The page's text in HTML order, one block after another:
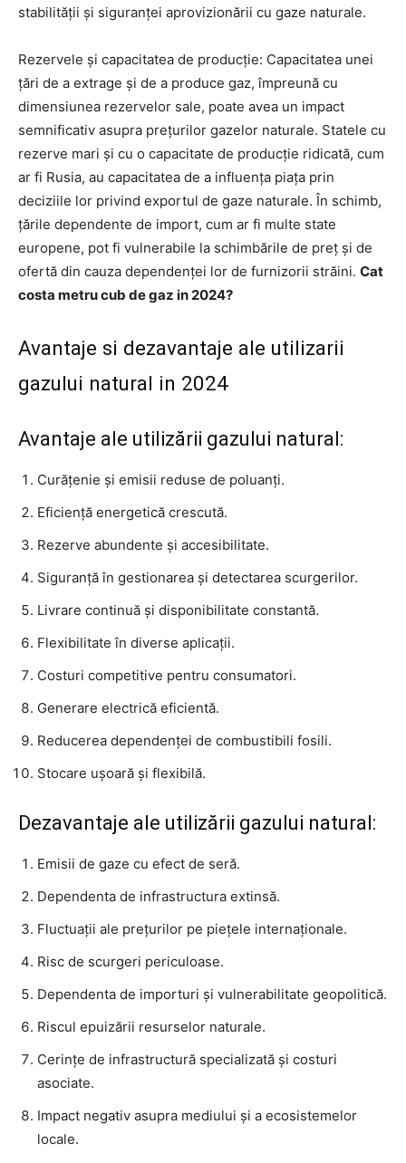
stabilității și siguranței aprovizionării cu gaze naturale.
Rezervele și capacitatea de producție: Capacitatea unei
țări de a extrage și de a produce gaz, împreună cu
dimensiunea rezervelor sale, poate avea un impact
semnificativ asupra prețurilor gazelor naturale. Statele cu
rezerve mari și cu o capacitate de producție ridicată, cum
ar fi Rusia, au capacitatea de a influența piața prin
deciziile lor privind exportul de gaze naturale. În schimb,
țările dependente de import, cum ar fi multe state
europene, pot fi vulnerabile la schimbările de preț și de
ofertă din cauza dependenței lor de furnizorii străini. Cat
costa metru cub de gaz in 2024?
Avantaje si dezavantaje ale utilizarii
gazului natural in 2024
Avantaje ale utilizării gazului natural:
Curățenie și emisii reduse de poluanți.
Eficiență energetică crescută.
Rezerve abundente și accesibilitate.
Siguranță în gestionarea și detectarea scurgerilor.
Livrare continuă și disponibilitate constantă.
Flexibilitate în diverse aplicații.
Costuri competitive pentru consumatori.
Generare electrică eficientă.
Reducerea dependenței de combustibili fosili.
Stocare ușoară și flexibilă.
Dezavantaje ale utilizării gazului natural:
Emisii de gaze cu efect de seră.
Dependenta de infrastructura extinsă.
Fluctuații ale prețurilor pe piețele internaționale.
Risc de scurgeri periculoase.
Dependenta de importuri și vulnerabilitate geopolitică.
Riscul epuizării resurselor naturale.
Cerințe de infrastructură specializată și costuri
asociate.
Impact negativ asupra mediului și a ecosistemelor
locale.